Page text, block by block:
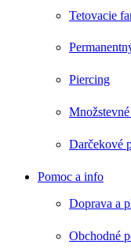
Tetovacie
Piercing
Darčekové
Pomoc a info
Doprava a
Obchodné